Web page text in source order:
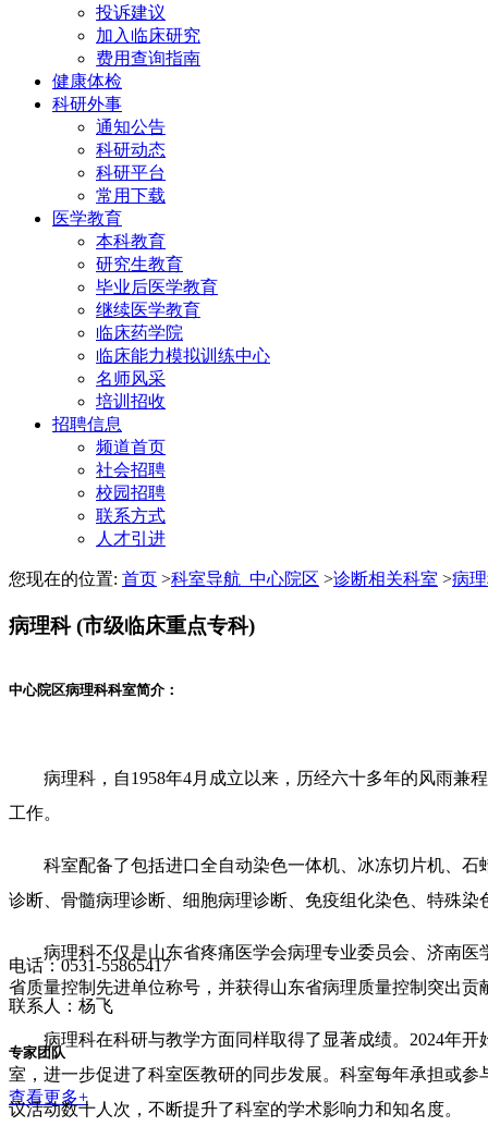
投诉建议
加入临床研究
费用查询指南
健康体检
科研外事
通知公告
科研动态
科研平台
常用下载
医学教育
本科教育
研究生教育
毕业后医学教育
继续医学教育
临床药学院
临床能力模拟训练中心
名师风采
培训招收
招聘信息
频道首页
社会招聘
校园招聘
联系方式
人才引进
您现在的位置: 首页 >科室导航_中心院区 >诊断相关科室 >病
病理科(市级临床重点专科)
中心院区病理科科室简介：
病理科，自1958年4月成立以来，历经六十多年的风雨兼
工作。
科室配备了包括进口全自动染色一体机、冰冻切片机、
诊断、骨髓病理诊断、细胞病理诊断、免疫组化染色、特殊
病理科不仅是山东省疼痛医学会病理专业委员会、济南
省质量控制先进单位称号，并获得山东省病理质量控制突出贡
病理科在科研与教学方面同样取得了显著成绩。2024年
室，进一步促进了科室医教研的同步发展。科室每年承担或
议活动数十人次，不断提升了科室的学术影响力和知名度。
电话：0531-55865417
联系人：杨飞
专家团队
查看更多+